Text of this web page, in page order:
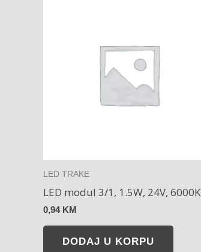
LED TRAKE
LED modul 3/1, 1.5W, 24V, 6000K
0,94 KM
DODAJ U KORPU